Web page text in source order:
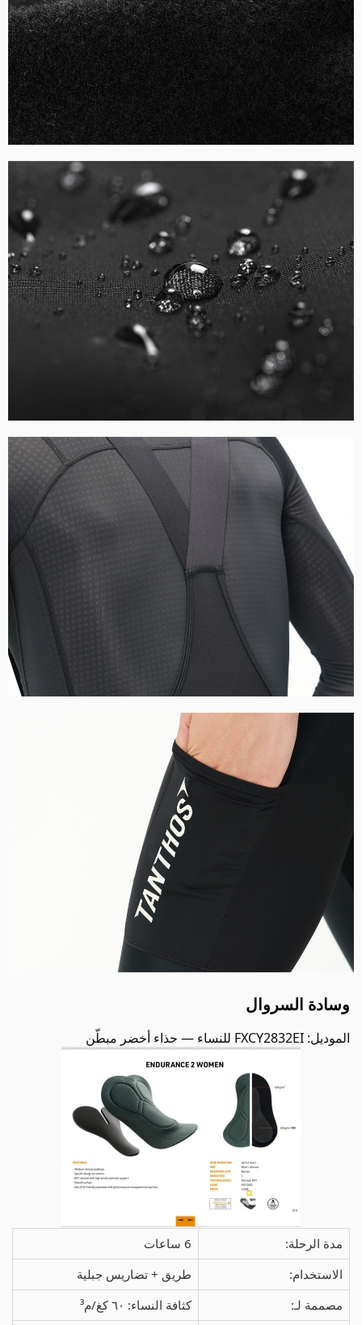
وسادة السروال
الموديل: FXCY2832EI للنساء — حذاء أخضر مبطّن
مدة الرحلة:
6 ساعات
الاستخدام:
طريق + تضاريس جبلية
مصممة لـ:
كثافة النساء: ٦٠ كغ/م³